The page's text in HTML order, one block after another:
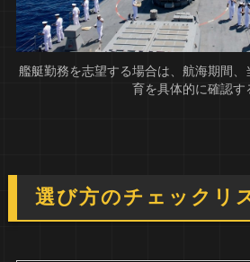
艦艇勤務を志望する場合は、航海期間
育を具体的に確認す
選び方のチェックリ